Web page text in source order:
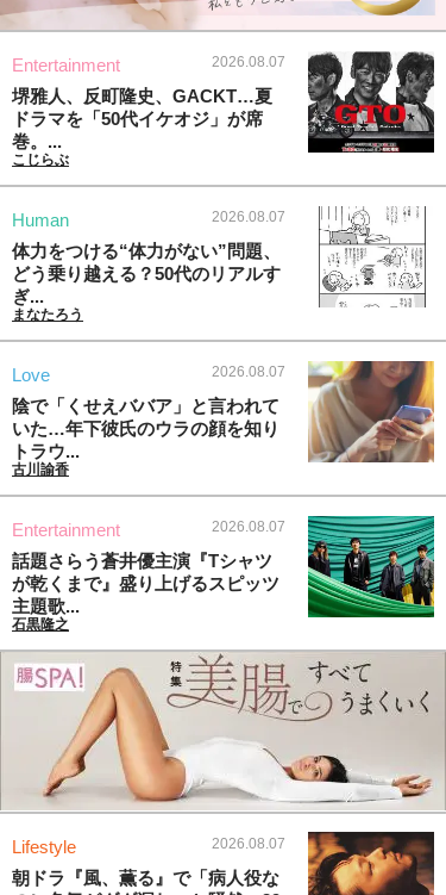
Entertainment 2026.08.07
堺雅人、反町隆史、GACKT…夏
ドラマを「50代イケオジ」が席
巻。...
こじらぶ
Human 2026.08.07
体力をつける“体力がない”問題、
どう乗り越える？50代のリアルす
ぎ...
まなたろう
Love 2026.08.07
陰で「くせえババア」と言われて
いた…年下彼氏のウラの顔を知り
トラウ...
古川諭香
Entertainment 2026.08.07
話題さらう蒼井優主演『Tシャツ
が乾くまで』盛り上げるスピッツ
主題歌...
石黒隆之
Lifestyle 2026.08.07
朝ドラ『風、薫る』で「病人役な